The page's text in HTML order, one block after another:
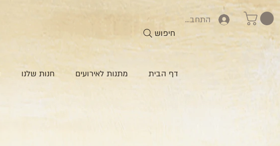
התחברות
חיפוש
דף הבית מתנות לאירועים חנות שלנו